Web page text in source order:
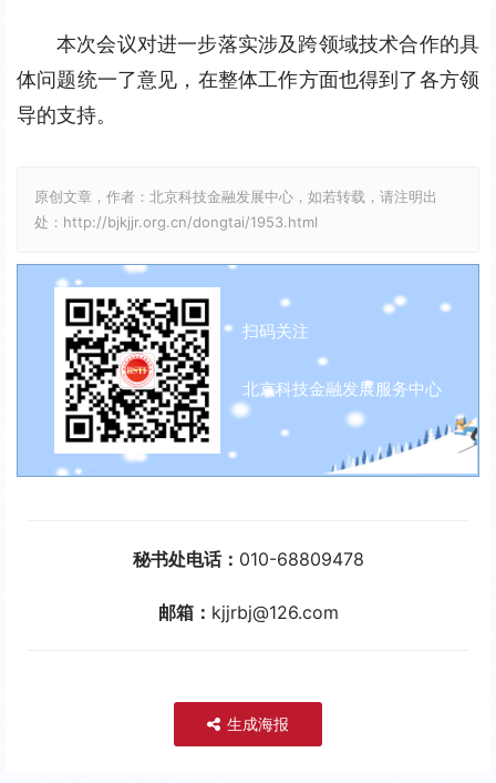
本次会议对进一步落实涉及跨领域技术合作的具
体问题统一了意见，在整体工作方面也得到了各方领
导的支持。
原创文章，作者：北京科技金融发展中心，如若转载，请注明出
处：http://bjkjjr.org.cn/dongtai/1953.html
扫码关注
北京科技金融发展服务中心
秘书处电话： 010-68809478
邮箱： kjjrbj@126.com
生成海报